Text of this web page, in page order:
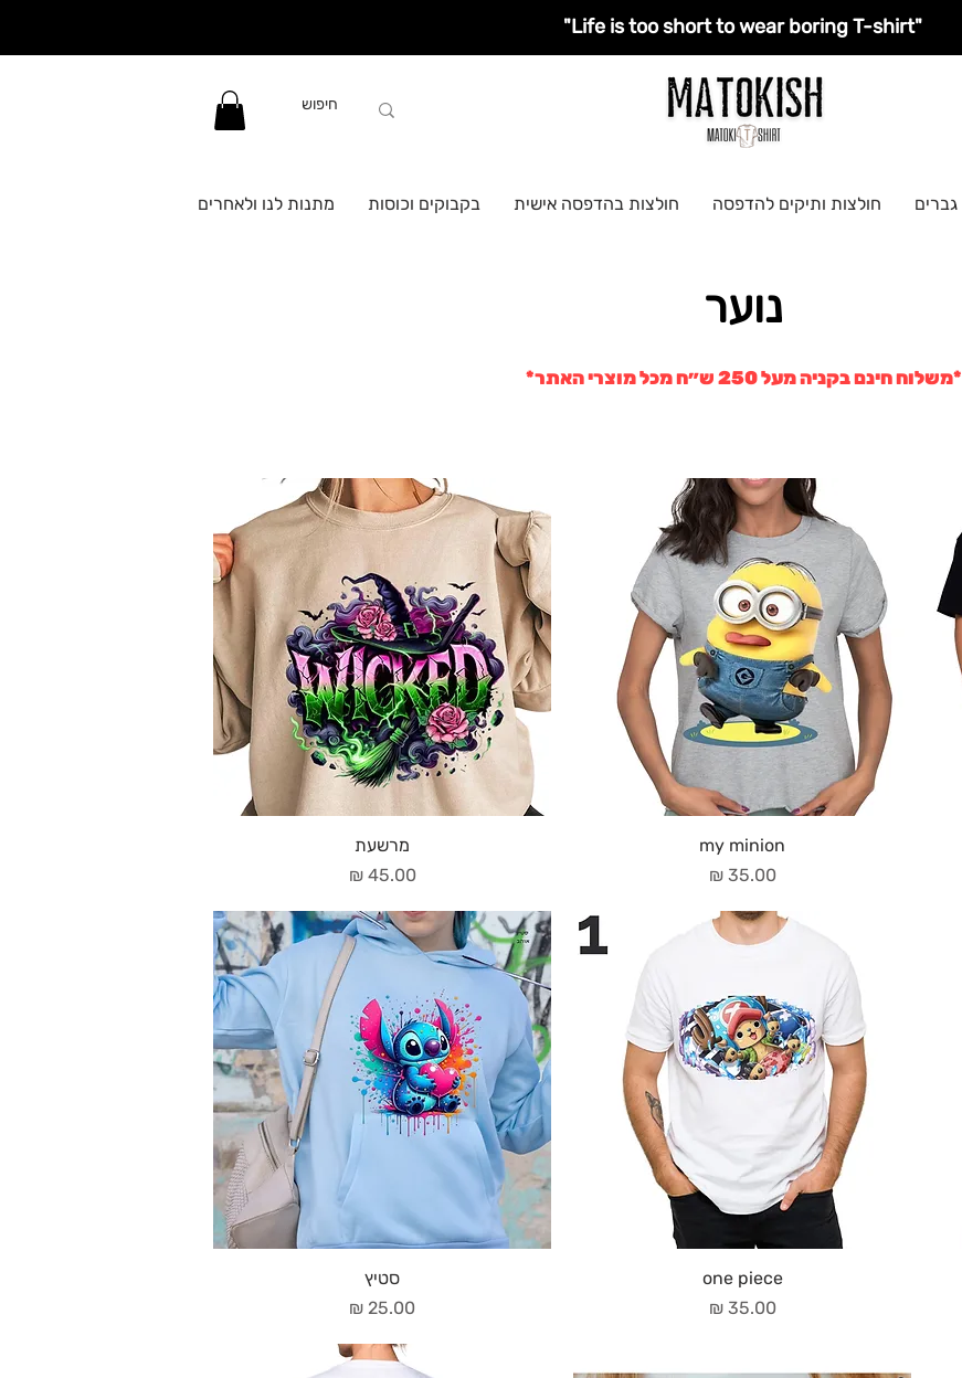
"Life is too short to wear boring T-shirt"
גברים חולצות ותיקים להדפסה חולצות בהדפסה אישית בקבוקים וכוסות מתנות לנו ולאחרים
נוער
*משלוח חינם בקניה מעל 250 ש״ח מכל מוצרי האתר*
my minion
מחיר‏35.00 ‏₪
מרשעת
מחיר‏45.00 ‏₪
one piece
מחיר‏35.00 ‏₪
סטיץ
מחיר